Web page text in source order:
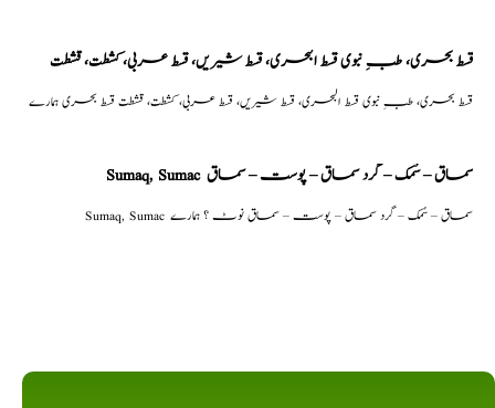
قسط بحری، طبِ نبوی قسط البحری، قسط شیریں، قسط عربی، كشطت، قشطت
قسط بحری، طبِ نبوی قسط البحری، قسط شیریں، قسط عربی، كشطت، قشطت قسط بحری ہمارے
Sumaq, Sumac سماق – سُمک – گرد سماق – پوست – سماق
Sumaq, Sumac سماق – سُمک – گرد سماق – پوست – سماق نوٹ ؟ ہمارے